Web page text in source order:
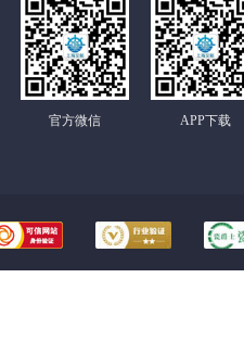
官方微信 APP下载